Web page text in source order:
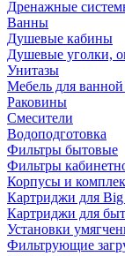
Дренажные
Ванны
Душевые кабины
Душевые уголки,
Унитазы
Мебель для
Раковины
Смесители
Водоподготовка
Фильтры бытовые
Фильтры
Корпусы и
Картриджи для
Картриджи для
Установки
Фильтрующие